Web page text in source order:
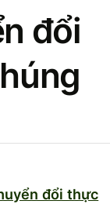
đổi
đổi thực